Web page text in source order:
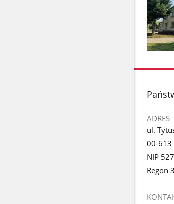
galerii.
stopka
ADRES
ul.
00-613
NIP
Regon